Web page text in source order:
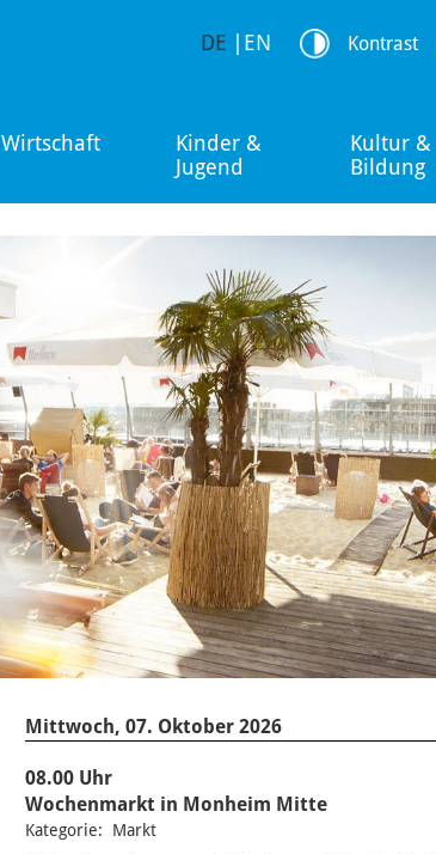
Wirtschaft
Kinder &
Jugend
Kultur &
Bildung
DE EN Kontrast
Mittwoch, 07. Oktober 2026
08.00 Uhr
Wochenmarkt in Monheim Mitte
Kategorie: Markt